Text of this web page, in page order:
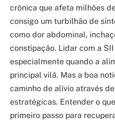
crônica que afeta milhões
consigo um turbilhão de
como dor abdominal,
constipação. Lidar com a
especialmente quando a
principal vilã. Mas a boa
caminho de alívio através
estratégicas. Entender o
primeiro passo para